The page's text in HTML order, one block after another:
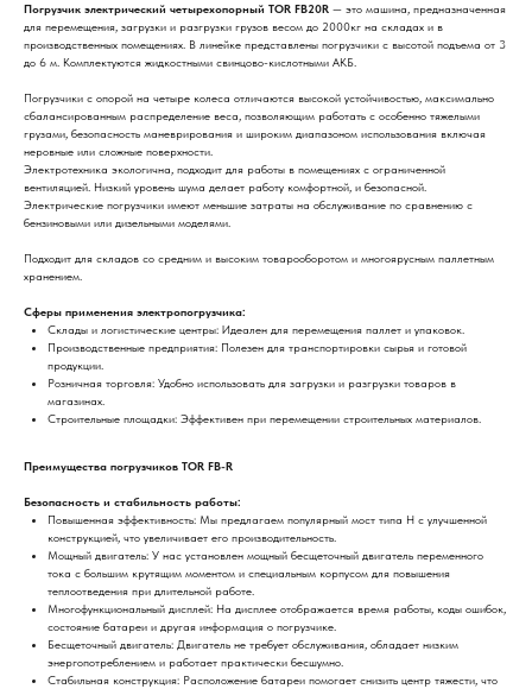
Погрузчик электрический четырехопорный TOR FB20R — это машина, предназначенная
для перемещения, загрузки и разгрузки грузов весом до 2000кг на складах и в
производственных помещениях. В линейке представлены погрузчики с высотой подъема от 3
до 6 м. Комплектуются жидкостными свинцово-кислотными АКБ.
Погрузчики с опорой на четыре колеса отличаются высокой устойчивостью, максимально
сбалансированным распределение веса, позволяющим работать с особенно тяжелыми
грузами, безопасность маневрирования и широким диапазоном использования включая
неровные или сложные поверхности.
Электротехника экологична, подходит для работы в помещениях с ограниченной
вентиляцией. Низкий уровень шума делает работу комфортной, и безопасной.
Электрические погрузчики имеют меньшие затраты на обслуживание по сравнению с
бензиновыми или дизельными моделями.
Подходит для складов со средним и высоким товарооборотом и многоярусным паллетным
хранением.
Сферы применения электропогрузчика:
Склады и логистические центры: Идеален для перемещения паллет и упаковок.
Производственные предприятия: Полезен для транспортировки сырья и готовой
продукции.
Розничная торговля: Удобно использовать для загрузки и разгрузки товаров в
магазинах.
Строительные площадки: Эффективен при перемещении строительных материалов.
Преимущества погрузчиков TOR FB-R
Безопасность и стабильность работы:
Повышенная эффективность: Мы предлагаем популярный мост типа H с улучшенной
конструкцией, что увеличивает его производительность.
Мощный двигатель: У нас установлен мощный бесщеточный двигатель переменного
тока с большим крутящим моментом и специальным корпусом для повышения
теплоотведения при длительной работе.
Многофункциональный дисплей: На дисплее отображается время работы, коды ошибок,
состояние батареи и другая информация о погрузчике.
Бесщеточный двигатель: Двигатель не требует обслуживания, обладает низким
энергопотреблением и работает практически бесшумно.
Стабильная конструкция: Расположение батареи помогает снизить центр тяжести, что